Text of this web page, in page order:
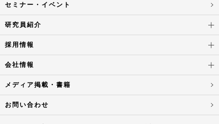
セミナー・イベント
研究員紹介
採用情報
会社情報
メディア掲載・書籍
お問い合わせ